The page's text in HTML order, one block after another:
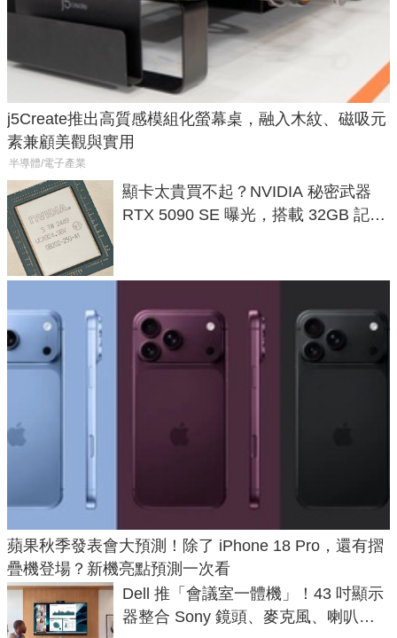
j5Create推出高質感模組化螢幕桌，融入木紋、磁吸元
素兼顧美觀與實用
半導體/電子產業
顯卡太貴買不起？NVIDIA 秘密武器
RTX 5090 SE 曝光，搭載 32GB 記憶
蘋果秋季發表會大預測！除了 iPhone 18 Pro，還有摺
疊機登場？新機亮點預測一次看
Dell 推「會議室一體機」！43 吋顯示
器整合 Sony 鏡頭、麥克風、喇叭，